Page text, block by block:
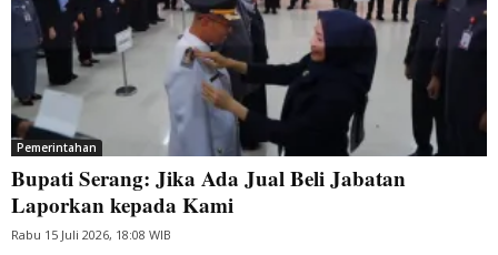
Pemerintahan
Bupati Serang: Jika Ada Jual Beli Jabatan
Laporkan kepada Kami
Rabu 15 Juli 2026, 18:08 WIB